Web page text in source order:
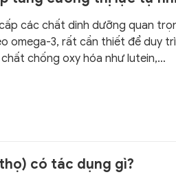
các chất dinh dưỡng quan
omega-3, rất cần thiết để duy
chống oxy hóa như lutein,
stress oxy hóa.
có tác dụng gì?